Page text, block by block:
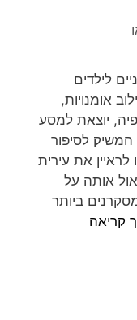
לילדים
אומנויות,
יוצאת למסע
לסיפור
לראיין את עירית
אותה על
ביותר
קריאה